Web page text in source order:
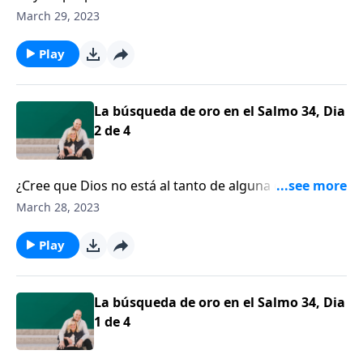
sufrimiento. Dios quiere moldearnos más y más para
March 29, 2023
Play
La búsqueda de oro en el Salmo 34, Dia
2 de 4
¿Cree que Dios no está al tanto de alguna de las
circunstancias que usted está experimentando en la
Si usted se encuentra atravesando por un período de
sufrimiento y se pregunta qué se trae Dios, no está
solo.
March 28, 2023
Play
La búsqueda de oro en el Salmo 34, Dia
1 de 4